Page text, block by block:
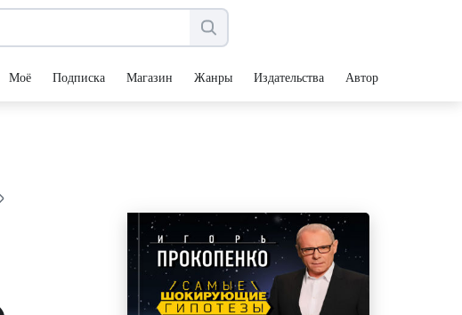
Моё Подписка Магазин Жанры Издательства Авторы